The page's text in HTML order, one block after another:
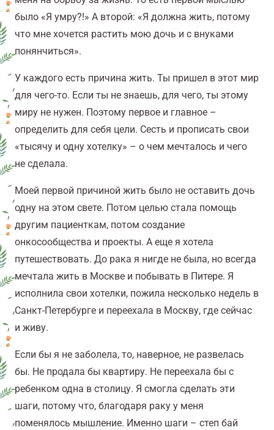
было «Я умру?!» А второй: «Я должна жить, потому
что мне хочется растить мою дочь и с внуками
понянчиться».
У каждого есть причина жить. Ты пришел в этот мир
для чего-то. Если ты не знаешь, для чего, ты этому
миру не нужен. Поэтому первое и главное –
определить для себя цели. Сесть и прописать свои
«тысячу и одну хотелку» – о чем мечталось и чего
не сделала.
Моей первой причиной жить было не оставить дочь
одну на этом свете. Потом целью стала помощь
другим пациенткам, потом создание
онкосообщества и проекты. А еще я хотела
путешествовать. До рака я нигде не была, но всегда
мечтала жить в Москве и побывать в Питере. Я
исполнила свои хотелки, пожила несколько недель в
Санкт-Петербурге и переехала в Москву, где сейчас
и живу.
Если бы я не заболела, то, наверное, не развелась
бы. Не продала бы квартиру. Не переехала бы с
ребенком одна в столицу. Я смогла сделать эти
шаги, потому что, благодаря раку у меня
поменялось мышление. Именно шаги – степ бай